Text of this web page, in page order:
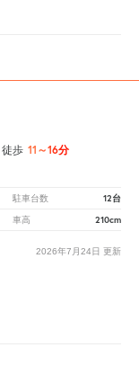
徒歩 11～16分
駐車台数 12台
車高 210cm
2026年7月24日 更新